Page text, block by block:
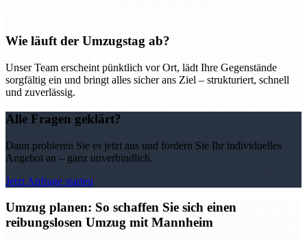
Wie läuft der Umzugstag ab?
Unser Team erscheint pünktlich vor Ort, lädt Ihre Gegenstände
sorgfältig ein und bringt alles sicher ans Ziel – strukturiert, schnell
und zuverlässig.
Alle Fragen geklärt?
Dann probieren Sie es jetzt aus und fordern Sie Ihr individuelles
Angebot an – ganz unverbindlich.
Jetzt Anfrage starten
Umzug planen: So schaffen Sie sich einen
reibungslosen Umzug mit Mannheim